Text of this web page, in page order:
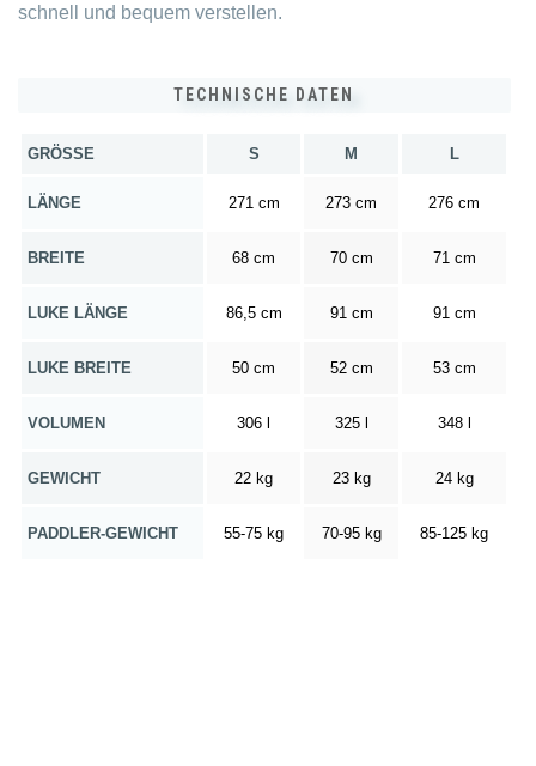
schnell und bequem verstellen.
TECHNISCHE DATEN
GRÖSSE S M L
LÄNGE 271 cm 273 cm 276 cm
BREITE 68 cm 70 cm 71 cm
LUKE LÄNGE 86,5 cm 91 cm 91 cm
LUKE BREITE 50 cm 52 cm 53 cm
VOLUMEN 306 l 325 l 348 l
GEWICHT 22 kg 23 kg 24 kg
PADDLER-GEWICHT 55-75 kg 70-95 kg 85-125 kg